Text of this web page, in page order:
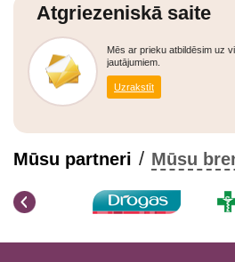
Mūsu partneri / Mūsu
Atgriezeniskā saite
Mēs ar prieku atbildēsim uz
jautājumiem.
Uzrakstīt